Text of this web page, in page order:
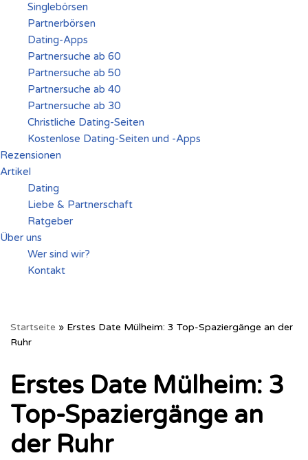
Singlebörsen
Partnerbörsen
Dating-Apps
Partnersuche ab 60
Partnersuche ab 50
Partnersuche ab 40
Partnersuche ab 30
Christliche Dating-Seiten
Kostenlose Dating-Seiten und -Apps
Rezensionen
Artikel
Dating
Liebe & Partnerschaft
Ratgeber
Über uns
Wer sind wir?
Kontakt
Startseite » Erstes Date Mülheim: 3 Top-Spaziergänge an der
Ruhr
Erstes Date Mülheim: 3
Top-Spaziergänge an
der Ruhr